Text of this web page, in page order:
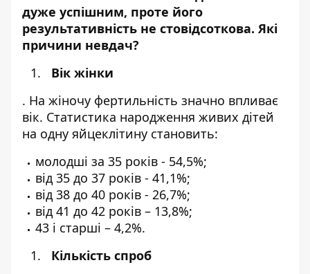
дуже успішним, проте його
результативність не стовідсоткова. Які
причини невдач?
Вік жінки
. На жіночу фертильність значно впливає
вік. Статистика народження живих дітей
на одну яйцеклітину становить:
молодші за 35 років - 54,5%;
від 35 до 37 років - 41,1%;
від 38 до 40 років - 26,7%;
від 41 до 42 років – 13,8%;
43 і старші – 4,2%.
Кількість спроб